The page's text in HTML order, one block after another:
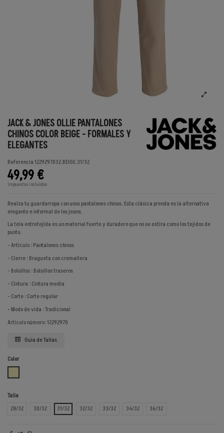
JACK & JONES OLLIE PANTALONES
CHINOS COLOR BEIGE - FORMALES Y
ELEGANTES
Referencia1229297032.BEIGE.31/32
49,99 €
Impuestos incluidos
Realza tu guardarropa con unos pantalones chinos. Esta clásica prenda es la alternativa
elegante e informal de los jeans.
La tela entretejida es un material fuerte y duradero que no se estira como los tejidos de
punto.
- Artículo : Pantalones chinos
- Cierre : Bragueta con cremallera
- Bolsillos : Bolsillos traseros
- Cintura : Cintura media
- Corte : Corte regular
- Modo de vida : Tradicional
Artículo número: 12292970
Guía de Tallas
Color
Talla
28/32
30/32 31/32 32/32 33/32 34/32 36/32